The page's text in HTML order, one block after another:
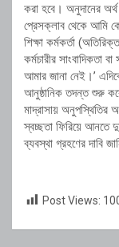
করা হবে। অনুদানের
প্রেসক্লাব থেকে আমি
শিক্ষা কর্মকর্তা
কর্মচারীর সাংবাদিকতা
আমার জানা নেই।’
আনুষ্ঠানিক তদন্ত শুরু
মাদ্রাসায় অনুপস্থিতির
স্বচ্ছতা ফিরিয়ে আনতে
ব্যবস্থা গ্রহণের দাবি
Post Views: